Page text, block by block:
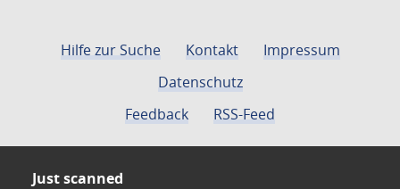
Hilfe zur Suche Kontakt
Impressum
Datenschutz
Feedback
RSS-Feed
Just scanned